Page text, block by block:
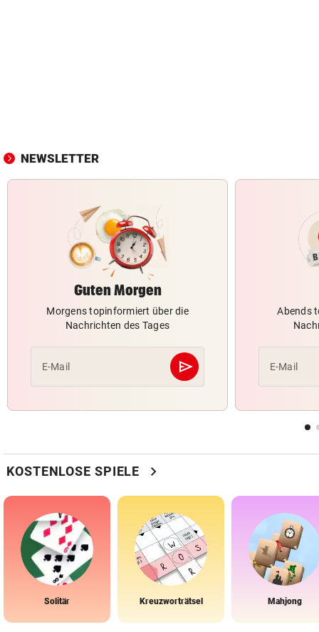
NEWSLETTER
Guten Morgen
Morgens topinformiert über die
Nachrichten des Tages
E-Mail send
Abschicken
Abends
E-Mail
KOSTENLOSE SPIELE chevron_right
Solitär Kreuzworträtsel Mahjong